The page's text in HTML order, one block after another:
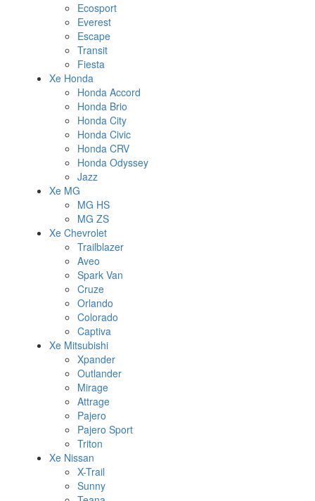
Ecosport
Everest
Escape
Transit
Fiesta
Xe Honda
Honda Accord
Honda Brio
Honda City
Honda Civic
Honda CRV
Honda Odyssey
Jazz
Xe MG
MG HS
MG ZS
Xe Chevrolet
Trailblazer
Aveo
Spark Van
Cruze
Orlando
Colorado
Captiva
Xe Mitsubishi
Xpander
Outlander
Mirage
Attrage
Pajero
Pajero Sport
Triton
Xe Nissan
X-Trail
Sunny